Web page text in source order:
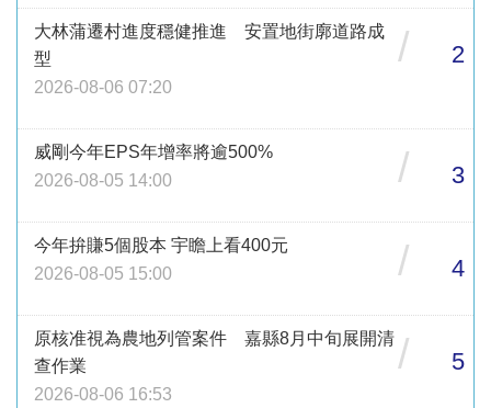
大林蒲遷村進度穩健推進 安置地街廓道路成
型
2026-08-06 07:20
/ 2
威剛今年EPS年增率將逾500%
2026-08-05 14:00
/ 3
今年拚賺5個股本 宇瞻上看400元
2026-08-05 15:00
/ 4
原核准視為農地列管案件 嘉縣8月中旬展開清
查作業
2026-08-06 16:53
/ 5